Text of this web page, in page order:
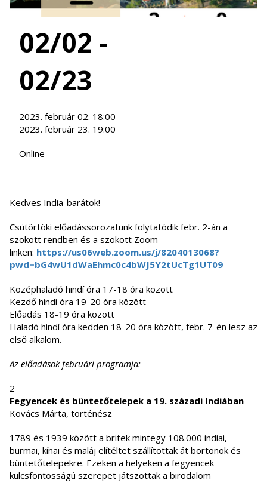
02/02 -
02/23
2023. február 02. 18:00 -
2023. február 23. 19:00
Online
Kedves India-barátok!
Csütörtöki előadássorozatunk folytatódik febr. 2-án a
szokott rendben és a szokott Zoom
linken: https://us06web.zoom.us/j/8204013068?
pwd=bG4wU1dWaEhmc0c4bWJ5Y2tUcTg1UT09
Középhaladó hindí óra 17-18 óra között
Kezdő hindí óra 19-20 óra között
Előadás 18-19 óra között
Haladó hindí óra kedden 18-20 óra között, febr. 7-én lesz az
első alkalom.
Az előadások februári programja:
2
Fegyencek és büntetőtelepek a 19. századi Indiában
Kovács Márta, történész
1789 és 1939 között a britek mintegy 108.000 indiai,
burmai, kínai és maláj elítéltet szállítottak át börtönök és
büntetőtelepekre. Ezeken a helyeken a fegyencek
kulcsfontosságú szerepet játszottak a birodalom